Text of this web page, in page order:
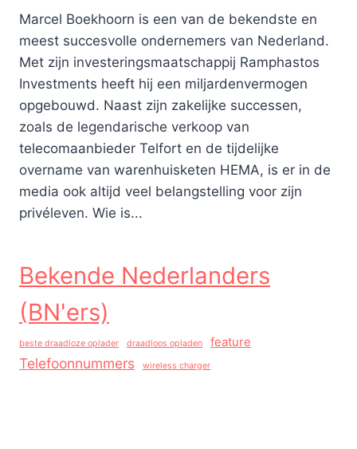
Marcel Boekhoorn is een van de bekendste en
meest succesvolle ondernemers van Nederland.
Met zijn investeringsmaatschappij Ramphastos
Investments heeft hij een miljardenvermogen
opgebouwd. Naast zijn zakelijke successen,
zoals de legendarische verkoop van
telecomaanbieder Telfort en de tijdelijke
overname van warenhuisketen HEMA, is er in de
media ook altijd veel belangstelling voor zijn
privéleven. Wie is...
Bekende Nederlanders
(BN'ers)
beste draadloze oplader draadloos opladen feature
Telefoonnummers wireless charger